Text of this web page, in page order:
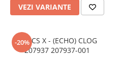
VEZI VARIANTE
-20%
CROCS X - (ECHO) CLOG
207937 207937-001